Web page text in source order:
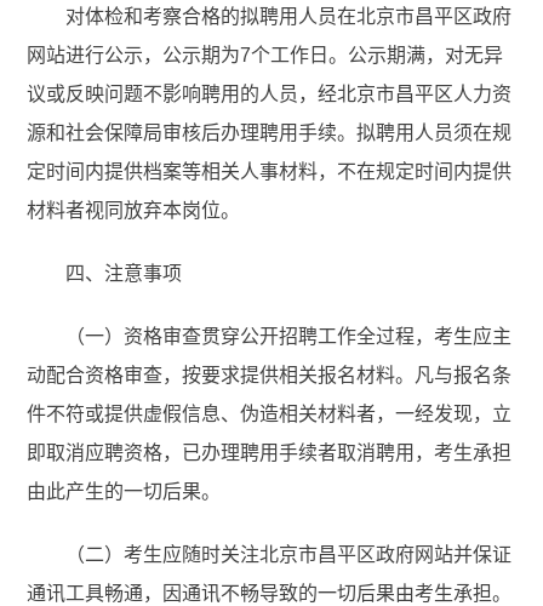
对体检和考察合格的拟聘用人员在北京市昌平区政府
网站进行公示，公示期为7个工作日。公示期满，对无异
议或反映问题不影响聘用的人员，经北京市昌平区人力资
源和社会保障局审核后办理聘用手续。拟聘用人员须在规
定时间内提供档案等相关人事材料，不在规定时间内提供
材料者视同放弃本岗位。
四、注意事项
（一）资格审查贯穿公开招聘工作全过程，考生应主
动配合资格审查，按要求提供相关报名材料。凡与报名条
件不符或提供虚假信息、伪造相关材料者，一经发现，立
即取消应聘资格，已办理聘用手续者取消聘用，考生承担
由此产生的一切后果。
（二）考生应随时关注北京市昌平区政府网站并保证
通讯工具畅通，因通讯不畅导致的一切后果由考生承担。